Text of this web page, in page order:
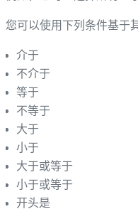
您可以使用下列条件基于
介于
不介于
等于
不等于
大于
小于
大于或等于
小于或等于
开头是